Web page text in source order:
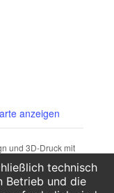
anzeigen
und 3D-Druck mit
technisch
Betrieb und die